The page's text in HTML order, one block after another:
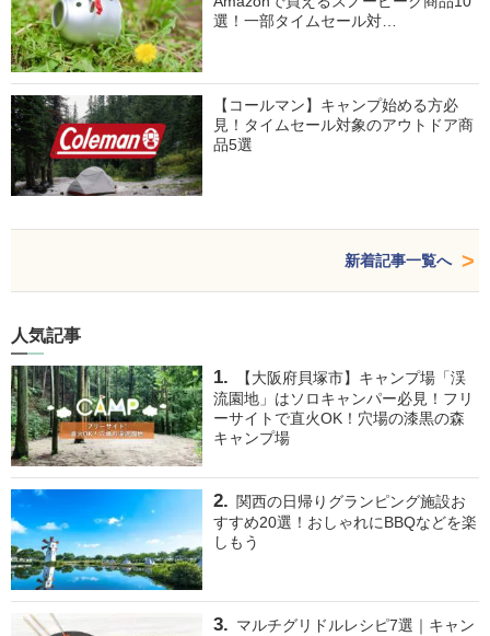
選！一部タイムセール対…
【コールマン】キャンプ始める方必
見！タイムセール対象のアウトドア商
品5選
新着記事一覧へ
人気記事
【大阪府貝塚市】キャンプ場「渓
流園地」はソロキャンパー必見！フリ
ーサイトで直火OK！穴場の漆黒の森
キャンプ場
関西の日帰りグランピング施設お
すすめ20選！おしゃれにBBQなどを楽
しもう
マルチグリドルレシピ7選｜キャン